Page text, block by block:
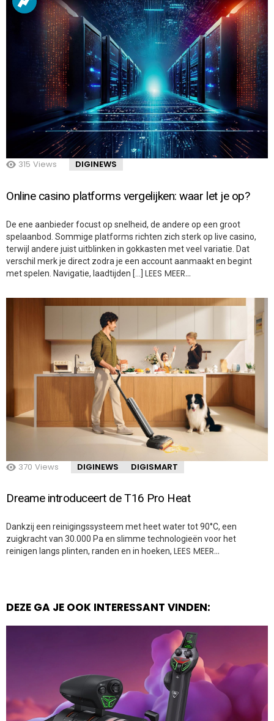
315 Views DIGINEWS
Online casino platforms vergelijken: waar let je op?
De ene aanbieder focust op snelheid, de andere op een groot
spelaanbod. Sommige platforms richten zich sterk op live casino,
terwijl andere juist uitblinken in gokkasten met veel variatie. Dat
verschil merk je direct zodra je een account aanmaakt en begint
met spelen. Navigatie, laadtijden […] LEES MEER…
370 Views DIGINEWS DIGISMART
Dreame introduceert de T16 Pro Heat
Dankzij een reinigingssysteem met heet water tot 90°C, een
zuigkracht van 30.000 Pa en slimme technologieën voor het
reinigen langs plinten, randen en in hoeken, LEES MEER…
DEZE GA JE OOK INTERESSANT VINDEN: